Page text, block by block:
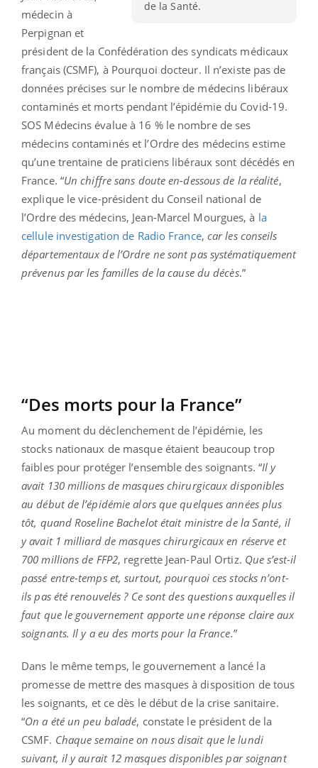
de la Santé.
médecin à
Perpignan et
président de la Confédération des syndicats médicaux
français (CSMF), à Pourquoi docteur. Il n’existe pas de
données précises sur le nombre de médecins libéraux
contaminés et morts pendant l’épidémie du Covid-19.
SOS Médecins évalue à 16 % le nombre de ses
médecins contaminés et l’Ordre des médecins estime
qu’une trentaine de praticiens libéraux sont décédés en
France. “Un chiffre sans doute en-dessous de la réalité,
explique le vice-président du Conseil national de
l’Ordre des médecins, Jean-Marcel Mourgues, à la
cellule investigation de Radio France, car les conseils
départementaux de l’Ordre ne sont pas systématiquement
prévenus par les familles de la cause du décès.”
“Des morts pour la France”
Au moment du déclenchement de l’épidémie, les
stocks nationaux de masque étaient beaucoup trop
faibles pour protéger l’ensemble des soignants. “Il y
avait 130 millions de masques chirurgicaux disponibles
au début de l’épidémie alors que quelques années plus
tôt, quand Roseline Bachelot était ministre de la Santé, il
y avait 1 milliard de masques chirurgicaux en réserve et
700 millions de FFP2, regrette Jean-Paul Ortiz. Que s’est-il
passé entre-temps et, surtout, pourquoi ces stocks n’ont-
ils pas été renouvelés ? Ce sont des questions auxquelles il
faut que le gouvernement apporte une réponse claire aux
soignants. Il y a eu des morts pour la France.”
Dans le même temps, le gouvernement a lancé la
promesse de mettre des masques à disposition de tous
les soignants, et ce dès le début de la crise sanitaire.
“On a été un peu baladé, constate le président de la
CSMF. Chaque semaine on nous disait que le lundi
suivant, il y aurait 12 masques disponibles par soignant